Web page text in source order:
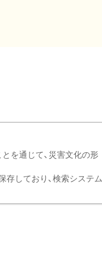
を通じて、災害文化の形
存しており、検索システム